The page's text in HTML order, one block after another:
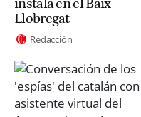
instala en el Baix
Llobregat
Redacción